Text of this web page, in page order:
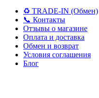
♻️ TRADE-IN (Обмен)
📞 Контакты
Отзывы о магазине
Оплата и доставка
Обмен и возврат
Условия соглашения
Блог